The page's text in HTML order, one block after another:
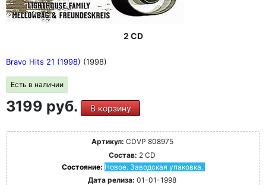
2 CD
Bravo Hits 21 (1998) (1998)
Есть в наличии
3199 руб. В корзину
Артикул: CDVP 808975
Состав: 2 CD
Состояние: Новое. Заводская упаковка.
Дата релиза: 01-01-1998